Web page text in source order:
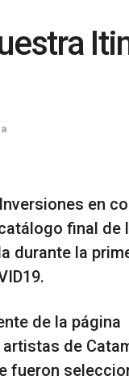
en
final de
durante la
de la página
de
fueron